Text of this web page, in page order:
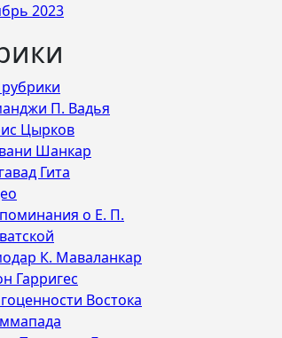
2023
П. Вадья
Цырков
Шанкар
Гита
о Е. П.
К. Маваланкар
Гарригес
Востока